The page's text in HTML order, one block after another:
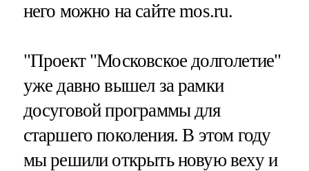
него можно на сайте mos.ru.
"Проект "Московское долголетие"
уже давно вышел за рамки
досуговой программы для
старшего поколения. В этом году
мы решили открыть новую веху и